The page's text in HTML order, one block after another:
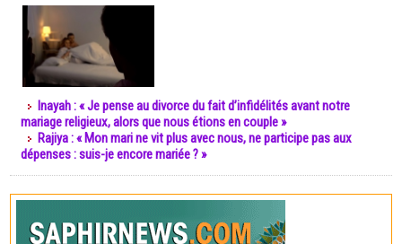
Inayah : « Je pense au divorce du fait d’infidélités avant notre
mariage religieux, alors que nous étions en couple »
Rajiya : « Mon mari ne vit plus avec nous, ne participe pas aux
dépenses : suis-je encore mariée ? »